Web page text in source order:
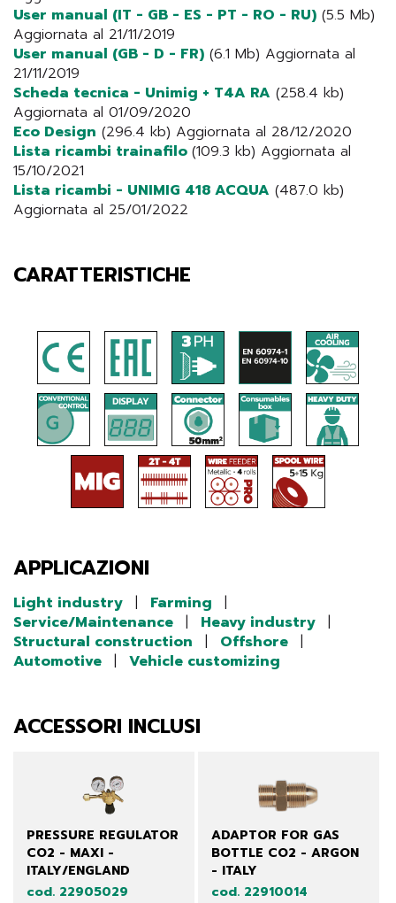
User manual (IT - GB - ES - PT - RO - RU) (5.5 Mb)
Aggiornata al 21/11/2019
User manual (GB - D - FR) (6.1 Mb) Aggiornata al
21/11/2019
Scheda tecnica - Unimig + T4A RA (258.4 kb)
Aggiornata al 01/09/2020
Eco Design (296.4 kb) Aggiornata al 28/12/2020
Lista ricambi trainafilo (109.3 kb) Aggiornata al
15/10/2021
Lista ricambi - UNIMIG 418 ACQUA (487.0 kb)
Aggiornata al 25/01/2022
CARATTERISTICHE
APPLICAZIONI
Light industry | Farming
|
Service/Maintenance | Heavy industry |
Structural construction
| Offshore |
Automotive | Vehicle customizing
ACCESSORI INCLUSI
PRESSURE REGULATOR
CO2 - MAXI -
ITALY/ENGLAND
cod. 22905029
ADAPTOR FOR GAS
BOTTLE CO2 - ARGON
- ITALY
cod. 22910014